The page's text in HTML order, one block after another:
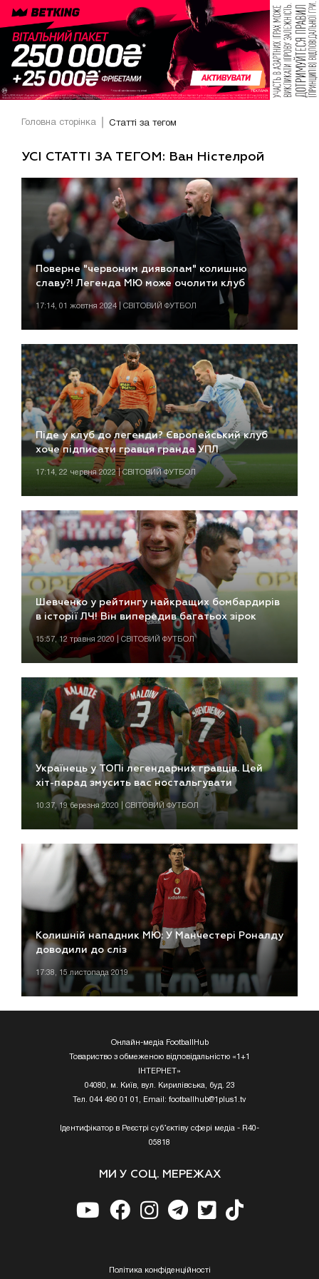
Головна сторінка Статті за тегом
УСІ СТАТТІ ЗА ТЕГОМ: Ван Ністелрой
Поверне "червоним дияволам" колишню
славу?! Легенда МЮ може очолити клуб
17:14, 01 жовтня 2024 | СВІТОВИЙ ФУТБОЛ
Піде у клуб до легенди? Європейський клуб
хоче підписати гравця гранда УПЛ
17:14, 22 червня 2022 | СВІТОВИЙ ФУТБОЛ
Шевченко у рейтингу найкращих бомбардирів
в історії ЛЧ! Він випередив багатьох зірок
15:57, 12 травня 2020 | СВІТОВИЙ ФУТБОЛ
Українець у ТОПі легендарних гравців. Цей
хіт-парад змусить вас ностальгувати
10:37, 19 березня 2020 | СВІТОВИЙ ФУТБОЛ
Колишній нападник МЮ: У Манчестері Роналду
доводили до сліз
17:38, 15 листопада 2019
Онлайн-медіа FootballHub
Товариство з обмеженою відповідальністю «1+1
ІНТЕРНЕТ»
04080, м. Київ, вул. Кирилівська, буд. 23
Тел. 044 490 01 01, Email: footballhub@1plus1.tv
Ідентифікатор в Реєстрі суб’єктіву сфері медіа - R40-
05818
МИ У СОЦ. МЕРЕЖАХ
Полiтика конфiденцiйностi